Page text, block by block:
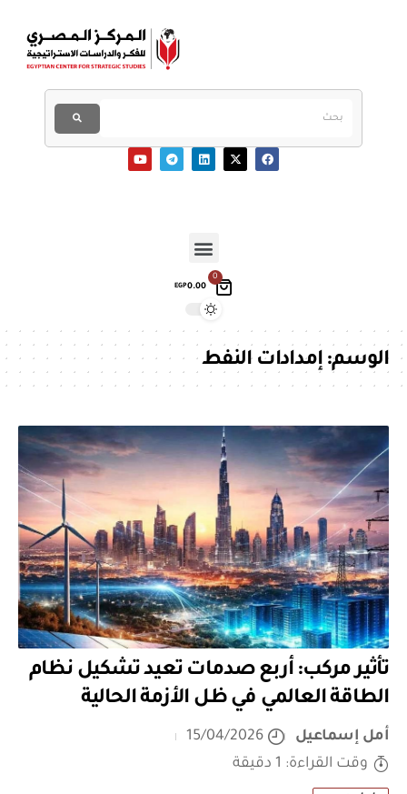
0
EGP0.00
الوسم:إمدادات النفط
تأثير مركب: أربع صدمات تعيد تشكيل نظام
الطاقة العالمي في ظل الأزمة الحالية
أمل إسماعيل
15/04/2026
وقت القراءة: 1 دقيقة